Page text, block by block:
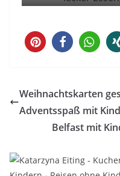
2
Weihnachtskarten
Adventsspaß mit
Belfast mit